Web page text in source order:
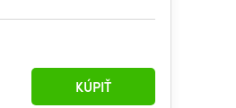
KÚPIŤ